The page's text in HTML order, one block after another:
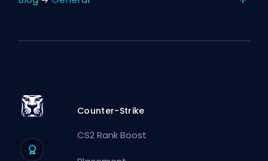
Counter-Strike
CS2 Rank Boost